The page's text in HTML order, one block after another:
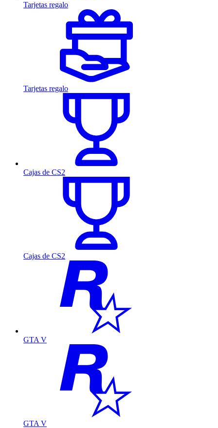
Tarjetas regalo
Tarjetas regalo
Cajas de CS2
Cajas de CS2
GTA V
GTA V